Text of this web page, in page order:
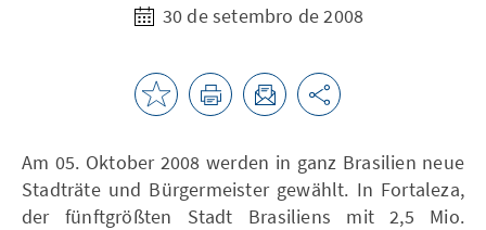
30 de setembro de 2008
Am 05. Oktober 2008 werden in ganz Brasilien neue
Stadträte und Bürgermeister gewählt. In Fortaleza,
der fünftgrößten Stadt Brasiliens mit 2,5 Mio.